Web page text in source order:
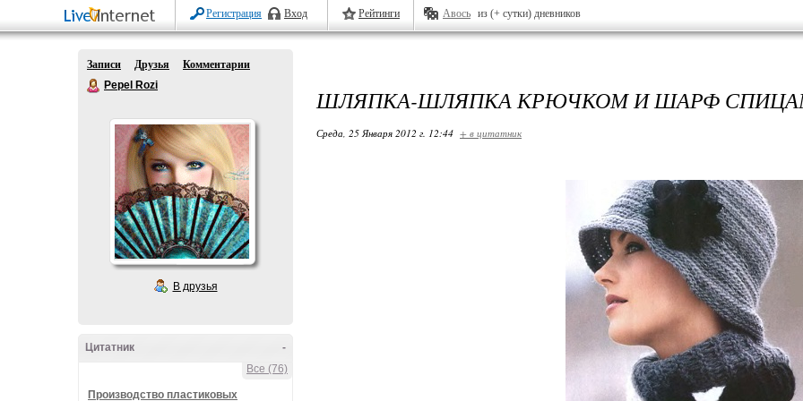
Регистрация Вход Рейтинги Авось из (+ сутки) дневников
Записи Друзья
Комментарии
Pepel Rozi
В друзья
-
Цитатник
Все (76)
Производство пластиковых
ШЛЯПКА-ШЛЯПКА КРЮЧКОМ И ШАРФ
Среда, 25 Января 2012 г. 12:44 + в цитатник